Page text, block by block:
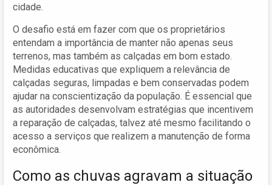
cidade.
O desafio está em fazer com que os proprietários
entendam a importância de manter não apenas seus
terrenos, mas também as calçadas em bom estado.
Medidas educativas que expliquem a relevância de
calçadas seguras, limpadas e bem conservadas podem
ajudar na conscientização da população. É essencial que
as autoridades desenvolvam estratégias que incentivem
a reparação de calçadas, talvez até mesmo facilitando o
acesso a serviços que realizem a manutenção de forma
econômica.
Como as chuvas agravam a situação